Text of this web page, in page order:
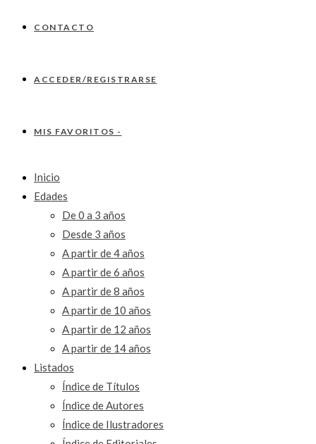
CONTACTO
ACCEDER/REGISTRARSE
MIS FAVORITOS -
Inicio
Edades
De 0 a 3 años
Desde 3 años
A partir de 4 años
A partir de 6 años
A partir de 8 años
A partir de 10 años
A partir de 12 años
A partir de 14 años
Listados
Índice de Títulos
Índice de Autores
Índice de Ilustradores